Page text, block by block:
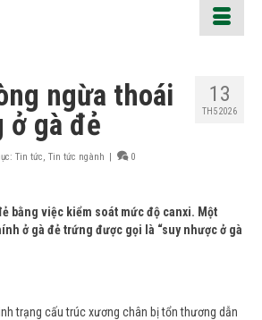
13
TH5 2026
ngừa thoái
ở gà đẻ
Tin tức, Tin tức ngành | 0
bằng việc kiểm soát mức độ canxi. Một
ở gà đẻ trứng được gọi là “suy nhược ở gà
trạng cấu trúc xương chân bị tổn thương dẫn